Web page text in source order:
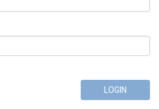
LOGIN